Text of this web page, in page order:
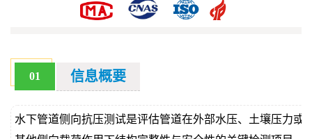
01 信息概要
水下管道侧向抗压测试是评估管道在外部水压、土壤压力或
价
真